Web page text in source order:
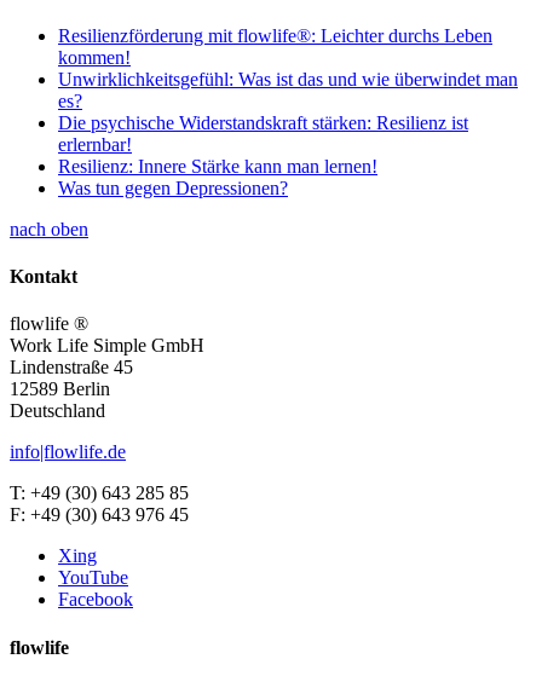
Resilienzförderung mit flowlife®: Leichter durchs Leben
kommen!
Unwirklichkeitsgefühl: Was ist das und wie überwindet man
es?
Die psychische Widerstandskraft stärken: Resilienz ist
erlernbar!
Resilienz: Innere Stärke kann man lernen!
Was tun gegen Depressionen?
nach oben
Kontakt
flowlife ®
Work Life Simple GmbH
Lindenstraße 45
12589 Berlin
Deutschland
info|flowlife.de
T: +49 (30) 643 285 85
F: +49 (30) 643 976 45
Xing
YouTube
Facebook
flowlife